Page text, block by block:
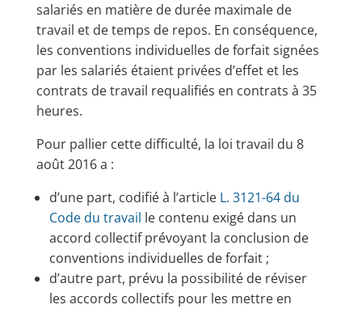
salariés en matière de durée maximale de
travail et de temps de repos. En conséquence,
les conventions individuelles de forfait signées
par les salariés étaient privées d’effet et les
contrats de travail requalifiés en contrats à 35
heures.
Pour pallier cette difficulté, la loi travail du 8
août 2016 a :
d’une part, codifié à l’article L. 3121-64 du
Code du travail le contenu exigé dans un
accord collectif prévoyant la conclusion de
conventions individuelles de forfait ;
d’autre part, prévu la possibilité de réviser
les accords collectifs pour les mettre en